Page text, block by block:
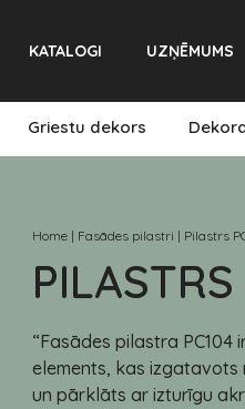
KATALOGI UZŅĒMUMS
Griestu dekors
Home | Fasādes pilastri | Pilastrs
“Fasādes pilastra
elements, kas
un pārklāts ar izturīgu